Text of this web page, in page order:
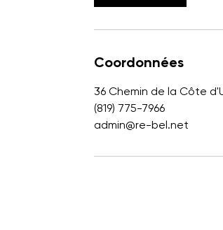
Coordonnées
36 Chemin de la Côte
(819) 775-7966
admin@re-bel.net